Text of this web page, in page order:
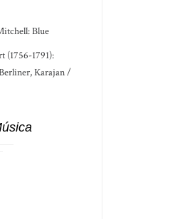
Blue
(1756-1791):
Karajan /